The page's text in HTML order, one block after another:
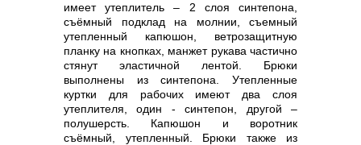
имеет утеплитель – 2 слоя синтепона,
съёмный подклад на молнии, съемный
утепленный капюшон, ветрозащитную
планку на кнопках, манжет рукава частично
стянут эластичной лентой. Брюки
выполнены из синтепона. Утепленные
куртки для рабочих имеют два слоя
утеплителя, один - синтепон, другой –
полушерсть. Капюшон и воротник
съёмный, утепленный. Брюки также из